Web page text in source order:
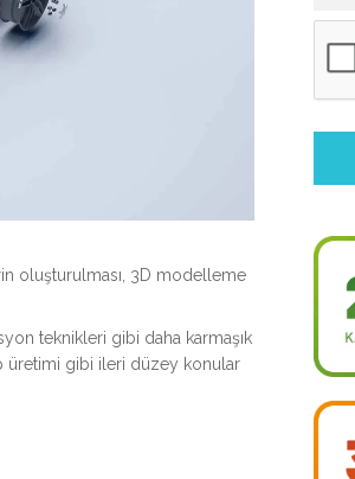
oluşturulması, 3D modelleme
teknikleri gibi daha karmaşık
üretimi gibi ileri düzey konular